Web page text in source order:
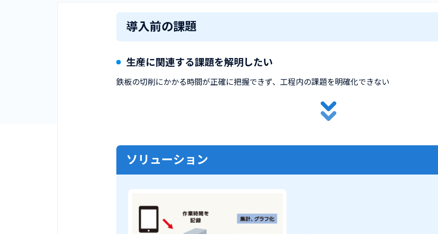
導入前の課題
生産に関連する課題を解明したい
鉄板の切削にかかる時間が正確に把握できず、工程内の課題を明確化できない
ソリューション